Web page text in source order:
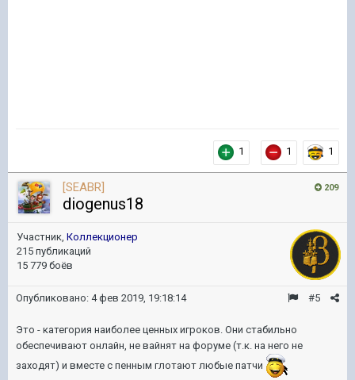
1 1 1
209
[SEABR]
diogenus18
Участник, Коллекционер
215 публикаций
15 779 боёв
#5
Опубликовано: 4 фев 2019, 19:18:14
Это - категория наиболее ценных игроков. Они стабильно
обеспечивают онлайн, не вайнят на форуме (т.к. на него не
заходят) и вместе с пенным глотают любые патчи